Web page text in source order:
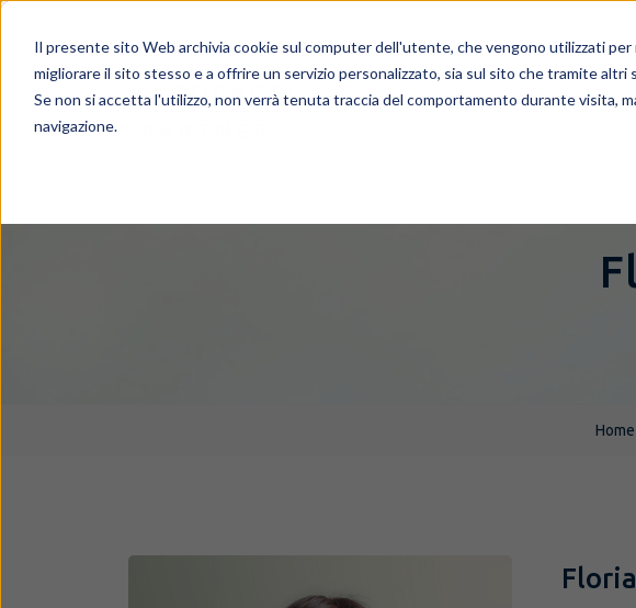
Il presente sito Web archivia cookie sul computer dell'utente, che vengono utilizzati
migliorare il sito stesso e a offrire un servizio personalizzato, sia sul sito che tramite
Se non si accetta l'utilizzo, non verrà tenuta traccia del comportamento durante visita,
navigazione.
Home